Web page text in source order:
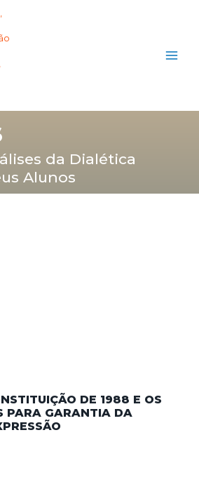
da Dialética
Alunos
DE 1988 E OS
PARA GARANTIA DA